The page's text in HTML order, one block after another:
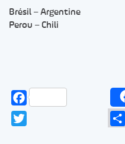
Brésil – Argentine
Perou – Chili
Facebook